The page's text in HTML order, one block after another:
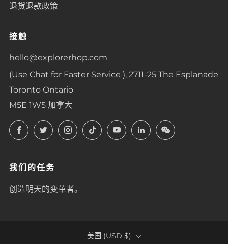
退货退款政策
接触
hello@explorerhop.com
(Use Chat for Faster Service ), 2711-25 The Esplanade
Toronto Ontario
M5E 1W5 加拿大
FacebookTwitterInstagram
TikTokYouTubeLinkedInLinkedIn
我们的任务
创造明天的变革者。
COUNTRY
美国 (USD $)